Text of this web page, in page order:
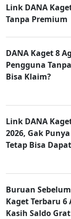
Link DANA
Tanpa Premium
DANA Kaget 8
Pengguna
Bisa Klaim?
Link DANA
2026, Gak
Tetap Bisa
Buruan
Kaget Terbaru 6
Kasih Saldo